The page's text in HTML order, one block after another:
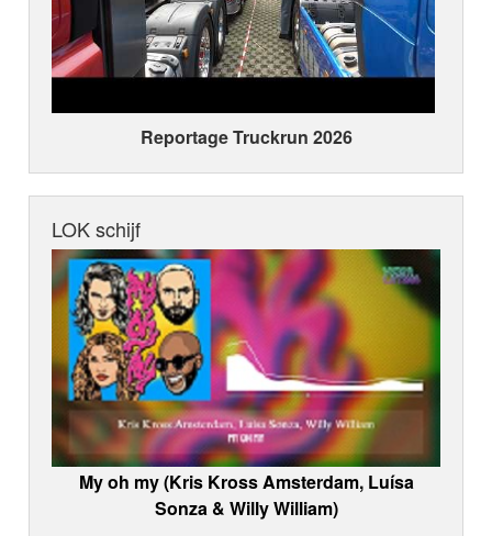
Reportage Truckrun 2026
LOK schijf
My oh my (Kris Kross Amsterdam, Luísa
Sonza & Willy William)